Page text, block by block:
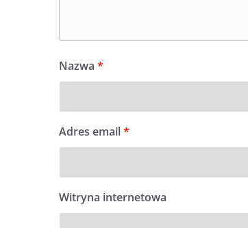
Nazwa *
Adres email*
Witryna internetowa